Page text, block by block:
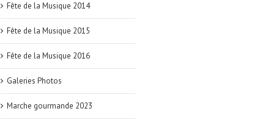
Fête de la Musique 2014
Fête de la Musique 2015
Fête de la Musique 2016
Galeries Photos
Marche gourmande 2023